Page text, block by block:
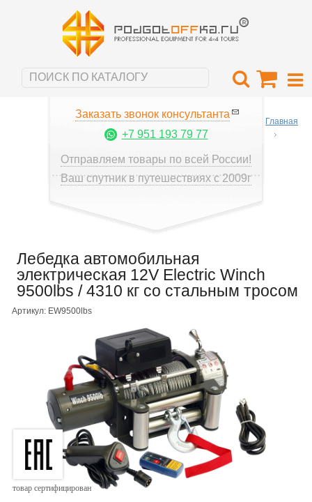
Заказать звонок консультанта
+7 951 193 79 77
Отправляем товары по всей России!
Ваш спутник в путешествиях с 2009г
Главная
Лебедка автомобильная
электрическая 12V Electric Winch
9500lbs / 4310 кг со стальным тросом
Артикул: EW9500lbs
товар сертифицирован